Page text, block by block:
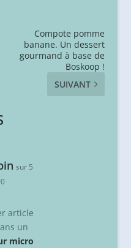
Compote pomme
banane. Un dessert
gourmand à base de
Boskoop !
SUIVANT
sur 5
article
un
micro